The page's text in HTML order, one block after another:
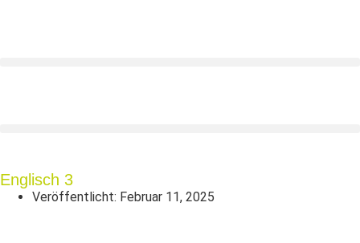
Englisch 3
Veröffentlicht: Februar 11, 2025